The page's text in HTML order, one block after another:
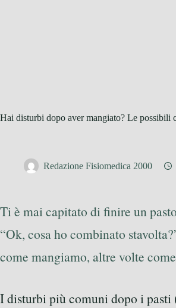
Hai disturbi dopo aver mangiato? Le possibili
Redazione Fisiomedica 2000
Ti è mai capitato di finire un
“Ok, cosa ho combinato
come mangiamo, altre volte
I disturbi più comuni dopo i pasti